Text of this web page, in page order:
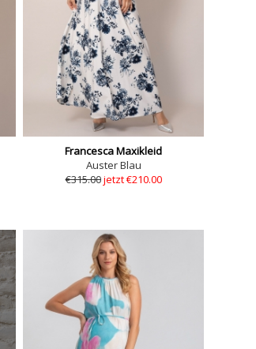
Francesca Maxikleid
Auster Blau
€315.00jetzt €210.00